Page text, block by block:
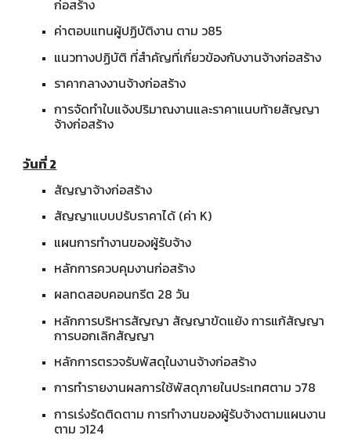
ก่อสร้าง
ค่าตอบแทนผู้ปฏิบัติงาน ตาม ว85
แนวทางปฏิบัติ ที่สำคัญที่เกี่ยวข้องกับงานจ้างก่อสร้าง
ราคากลางงานจ้างก่อสร้าง
การจัดทำใบแจ้งปริมาณงานและราคาแนบท้ายสัญญา
จ้างก่อสร้าง
วันที่ 2
สัญญาจ้างก่อสร้าง
สัญญาแบบปรับราคาได้ (ค่า K)
แผนการทำงานของผู้รับจ้าง
หลักการควบคุมงานก่อสร้าง
ผลทดสอบคอนกรีต 28 วัน
หลักการบริหารสัญญา สัญญาขัดแย้ง การแก้สัญญา
การบอกเลิกสัญญา
หลักการตรวจรับพัสดุในงานจ้างก่อสร้าง
การทำรายงานผลการใช้พัสดุภายในประเทศตาม ว78
การเร่งรัดติดตาม การทำงานของผู้รับจ้างตามแผนงาน
ตาม ว124